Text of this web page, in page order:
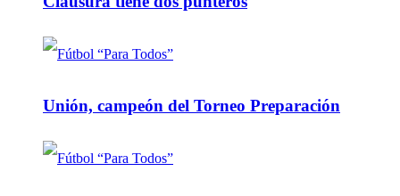
Unión, campeón del Torneo Preparación